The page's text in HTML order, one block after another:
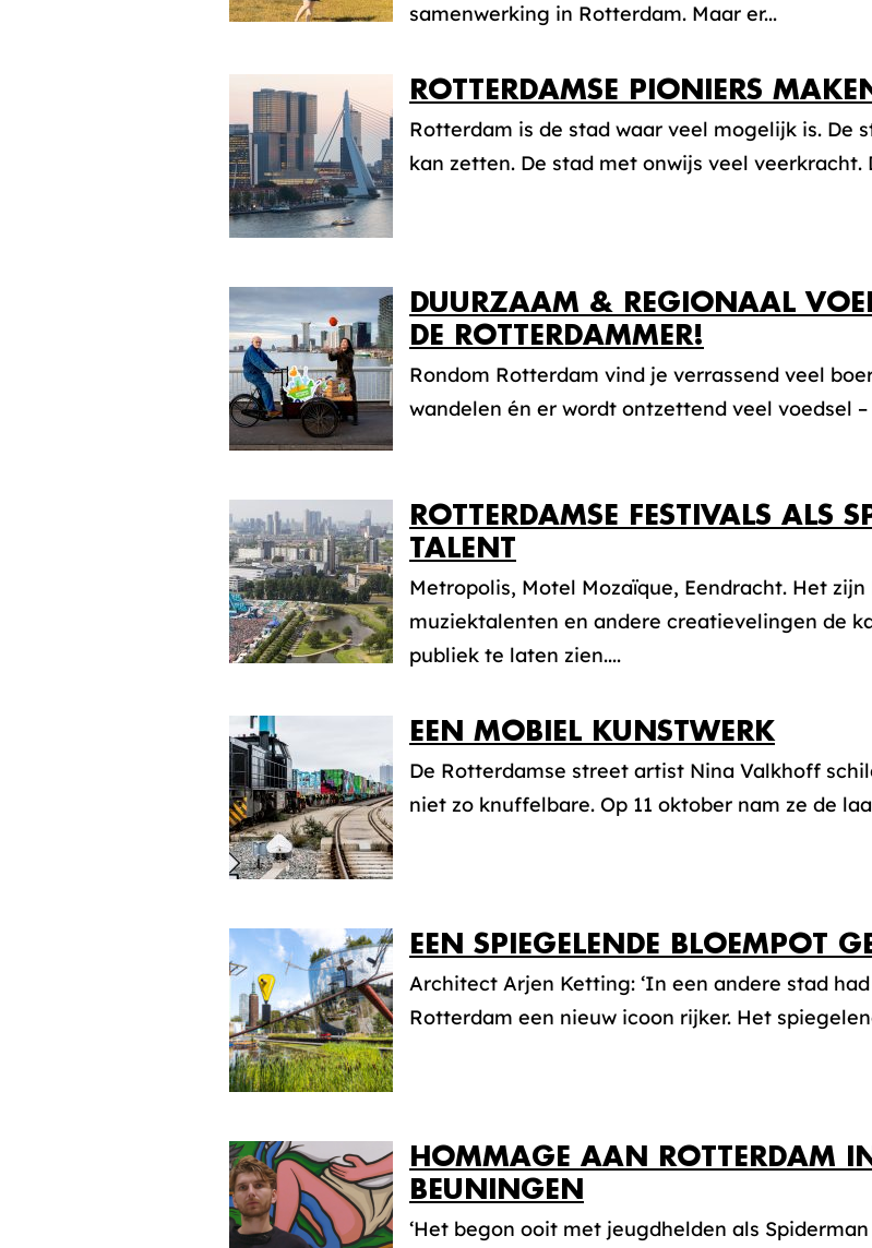
samenwerking in Rotterdam. Maar er...
ROTTERDAMSE PIONIERS
Rotterdam is de stad waar veel mogelijk is. De
kan zetten. De stad met onwijs veel veerkracht.
DUURZAAM & REGIONAAL
DE ROTTERDAMMER!
Rondom Rotterdam vind je verrassend veel
wandelen én er wordt ontzettend veel voedsel
ROTTERDAMSE FESTIVALS ALS
TALENT
Metropolis, Motel Mozaïque, Eendracht. Het
muziektalenten en andere creatievelingen de
publiek te laten zien....
EEN MOBIEL KUNSTWERK
De Rotterdamse street artist Nina Valkhoff
niet zo knuffelbare. Op 11 oktober nam ze de
EEN SPIEGELENDE BLOEMPOT
Architect Arjen Ketting: ‘In een andere stad
Rotterdam een nieuw icoon rijker. Het
HOMMAGE AAN ROTTERDAM
BEUNINGEN
‘Het begon ooit met jeugdhelden als